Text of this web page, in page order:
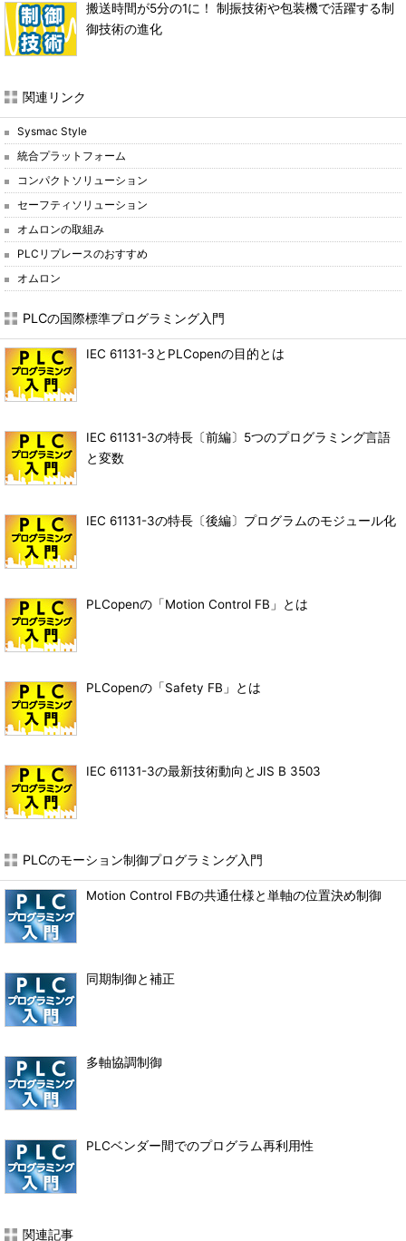
搬送時間が5分の1に！ 制振技術や包装機で活躍する制
御技術の進化
関連リンク
Sysmac Style
統合プラットフォーム
コンパクトソリューション
セーフティソリューション
オムロンの取組み
PLCリプレースのおすすめ
オムロン
PLCの国際標準プログラミング入門
IEC 61131-3とPLCopenの目的とは
IEC 61131-3の特長〔前編〕5つのプログラミング言語
と変数
IEC 61131-3の特長〔後編〕プログラムのモジュール化
PLCopenの「Motion Control FB」とは
PLCopenの「Safety FB」とは
IEC 61131-3の最新技術動向とJIS B 3503
PLCのモーション制御プログラミング入門
Motion Control FBの共通仕様と単軸の位置決め制御
同期制御と補正
多軸協調制御
PLCベンダー間でのプログラム再利用性
関連記事